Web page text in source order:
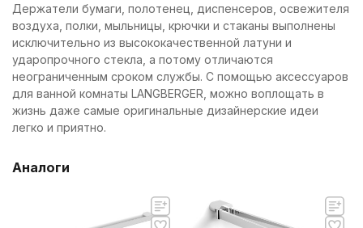
Держатели бумаги, полотенец, диспенсеров, освежителя
воздуха, полки, мыльницы, крючки и стаканы выполнены
исключительно из высококачественной латуни и
ударопрочного стекла, а потому отличаются
неограниченным сроком службы. С помощью аксессуаров
для ванной комнаты LANGBERGER, можно воплощать в
жизнь даже самые оригинальные дизайнерские идеи
легко и приятно.
Аналоги